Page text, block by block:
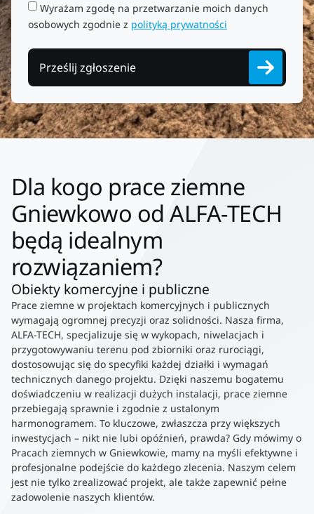
Wyrażam zgodę na przetwarzanie moich danych
osobowych zgodnie z polityką prywatności
Prześlij zgłoszenie
Dla kogo prace ziemne
Gniewkowo od ALFA-TECH
będą idealnym
rozwiązaniem?
Obiekty komercyjne i publiczne
Prace ziemne w projektach komercyjnych i publicznych
wymagają ogromnej precyzji oraz solidności. Nasza firma,
ALFA-TECH, specjalizuje się w wykopach, niwelacjach i
przygotowywaniu terenu pod zbiorniki oraz rurociągi,
dostosowując się do specyfiki każdej działki i wymagań
technicznych danego projektu. Dzięki naszemu bogatemu
doświadczeniu w realizacji dużych instalacji, prace ziemne
przebiegają sprawnie i zgodnie z ustalonym
harmonogramem. To kluczowe, zwłaszcza przy większych
inwestycjach – nikt nie lubi opóźnień, prawda? Gdy mówimy o
Pracach ziemnych w Gniewkowie, mamy na myśli efektywne i
profesjonalne podejście do każdego zlecenia. Naszym celem
jest nie tylko zrealizować projekt, ale także zapewnić pełne
zadowolenie naszych klientów.